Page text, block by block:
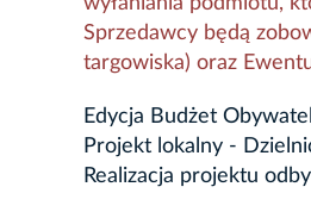
Sprzedawcy będą
targowiska) oraz
Edycja Budżet
Projekt lokalny -
Realizacja projektu